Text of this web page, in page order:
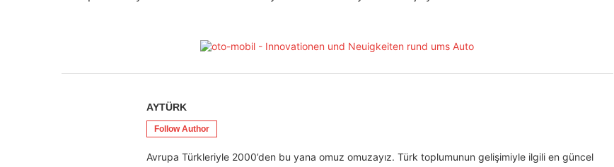
AYTÜRK
Follow Author
Avrupa Türkleriyle 2000’den bu yana omuz omuzayız. Türk toplumunun gelişimiyle ilgili en güncel